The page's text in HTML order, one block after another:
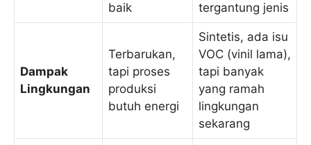
baik
tergantung jenis
Dampak
Lingkungan
Terbarukan,
tapi proses
produksi
butuh energi
Sintetis, ada isu
VOC (vinil lama),
tapi banyak
yang ramah
lingkungan
sekarang